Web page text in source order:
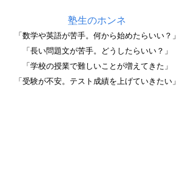
塾生のホンネ
「数学や英語が苦手。何から始めたらいい？」
「長い問題文が苦手。どうしたらいい？」
「学校の授業で難しいことが増えてきた」
「受験が不安。テスト成績を上げていきたい」